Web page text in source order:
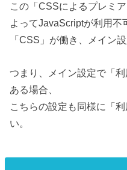
この「CSSによるプレミ
よってJavaScriptが利用不
「CSS」が働き、メイン
つまり、メイン設定で「
ある場合、
こちらの設定も同様に「
い。